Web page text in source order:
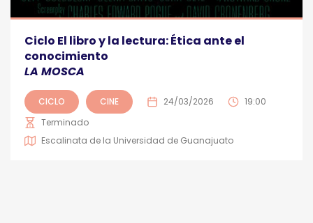
Ciclo El libro y la lectura: Ética ante el
conocimiento
LA MOSCA
CICLO CINE 24/03/2026
19:00
Terminado
Escalinata de la Universidad de Guanajuato